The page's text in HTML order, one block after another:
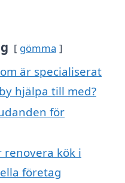
gömma
är specialiserat
hjälpa till med?
för
renovera kök i
företag